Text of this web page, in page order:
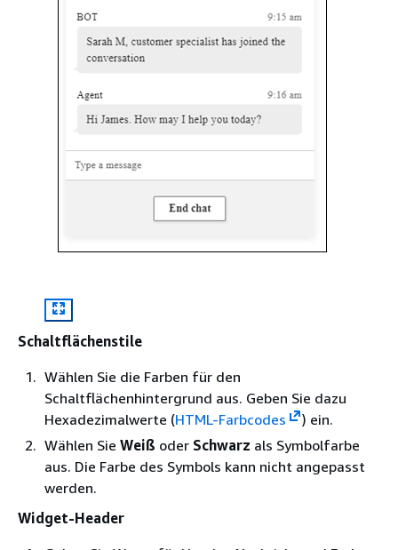
Schaltflächenstile
Wählen Sie die Farben für den
Schaltflächenhintergrund aus. Geben Sie dazu
Hexadezimalwerte (HTML-Farbcodes
) ein.
Wählen Sie Weiß oder Schwarz als Symbolfarbe
aus. Die Farbe des Symbols kann nicht angepasst
werden.
Widget-Header